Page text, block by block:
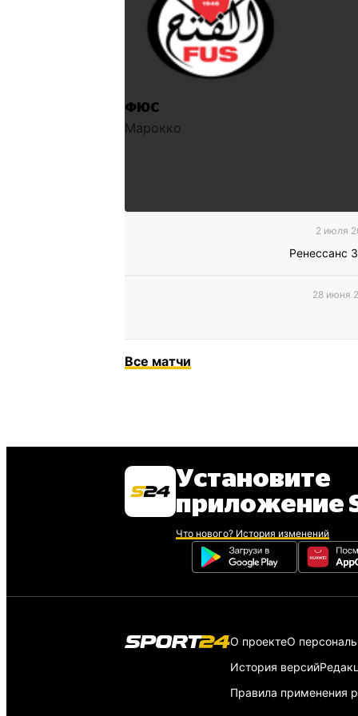
ФЮС
Марокко
2 июля
Ренессанс
28 июня
Все матчи
Установите
приложение
Что нового? История изменений
О проектеО
История версий
Правила применения